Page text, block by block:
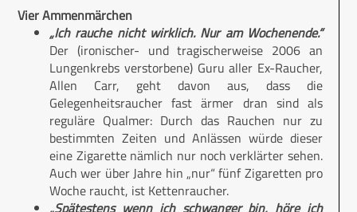
Vier Ammenmärchen
„Ich rauche nicht wirklich. Nur am Wochenende.“
Der (ironischer- und tragischerweise 2006 an
Lungenkrebs verstorbene) Guru aller Ex-Raucher,
Allen Carr, geht davon aus, dass die
Gelegenheitsraucher fast ärmer dran sind als
reguläre Qualmer: Durch das Rauchen nur zu
bestimmten Zeiten und Anlässen würde dieser
eine Zigarette nämlich nur noch verklärter sehen.
Auch wer über Jahre hin „nur“ fünf Zigaretten pro
Woche raucht, ist Kettenraucher.
„Spätestens wenn ich schwanger bin, höre ich